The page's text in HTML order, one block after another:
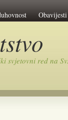
Obavijesti
svjetovni red na